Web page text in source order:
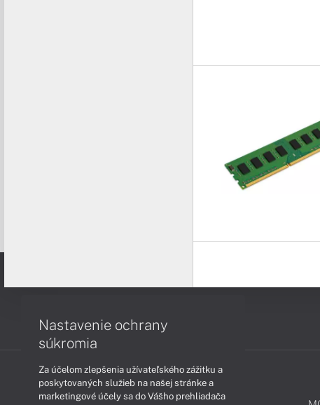
Nastavenie ochrany
súkromia
Za účelom zlepšenia užívateľského zážitku a
poskytovaných služieb na našej stránke a
marketingové účely sa do Vášho prehliadača